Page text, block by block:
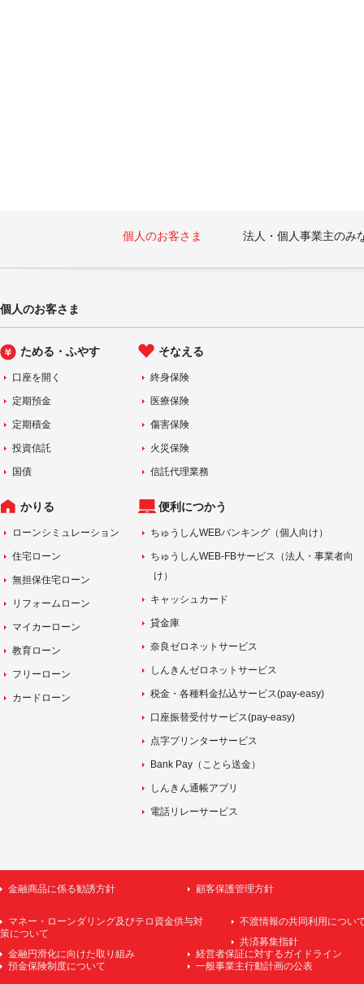
個人のお客さま 法人・個人事業主のみ
個人のお客さま
ためる・ふやす
口座を開く
定期預金
定期積金
投資信託
国債
そなえる
終身保険
医療保険
傷害保険
火災保険
信託代理業務
かりる
ローンシミュレーション
住宅ローン
無担保住宅ローン
リフォームローン
マイカーローン
教育ローン
フリーローン
カードローン
便利につかう
ちゅうしんWEBバンキング（個人向け）
ちゅうしんWEB-FBサービス（法人・事業者向
け）
キャッシュカード
貸金庫
奈良ゼロネットサービス
しんきんゼロネットサービス
税金・各種料金払込サービス(pay-easy)
口座振替受付サービス(pay-easy)
点字プリンターサービス
Bank Pay（ことら送金）
しんきん通帳アプリ
電話リレーサービス
金融商品に係る勧誘方針 顧客保護管理方針
マネー・ローンダリング及びテロ資金供与対
策について
不渡情報の共同利用につい
共済募集指針
金融円滑化に向けた取り組み
経営者保証に対するガイドライン
預金保険制度について
一般事業主行動計画の公表